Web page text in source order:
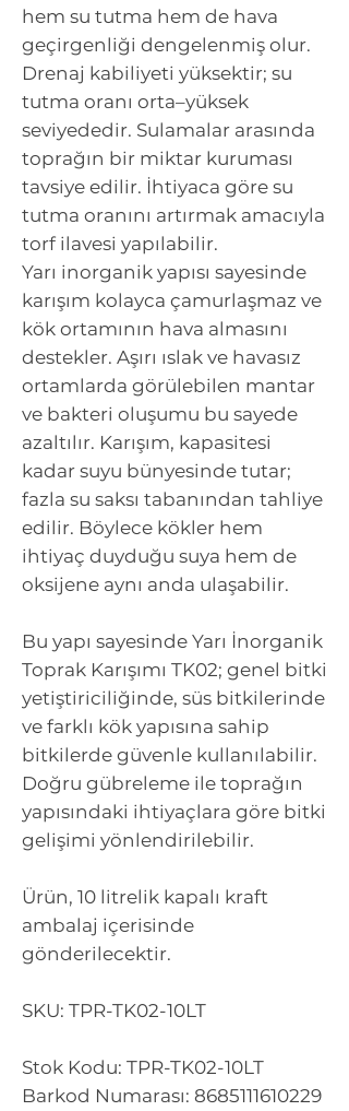
hem su tutma hem de hava
geçirgenliği dengelenmiş olur.
Drenaj kabiliyeti yüksektir; su
tutma oranı orta–yüksek
seviyededir. Sulamalar arasında
toprağın bir miktar kuruması
tavsiye edilir. İhtiyaca göre su
tutma oranını artırmak amacıyla
torf ilavesi yapılabilir.
Yarı inorganik yapısı sayesinde
karışım kolayca çamurlaşmaz ve
kök ortamının hava almasını
destekler. Aşırı ıslak ve havasız
ortamlarda görülebilen mantar
ve bakteri oluşumu bu sayede
azaltılır. Karışım, kapasitesi
kadar suyu bünyesinde tutar;
fazla su saksı tabanından tahliye
edilir. Böylece kökler hem
ihtiyaç duyduğu suya hem de
oksijene aynı anda ulaşabilir.
Bu yapı sayesinde Yarı İnorganik
Toprak Karışımı TK02; genel bitki
yetiştiriciliğinde, süs bitkilerinde
ve farklı kök yapısına sahip
bitkilerde güvenle kullanılabilir.
Doğru gübreleme ile toprağın
yapısındaki ihtiyaçlara göre bitki
gelişimi yönlendirilebilir.
Ürün, 10 litrelik kapalı kraft
ambalaj içerisinde
gönderilecektir.
SKU: TPR-TK02-10LT
Stok Kodu: TPR-TK02-10LT
Barkod Numarası: 8685111610229